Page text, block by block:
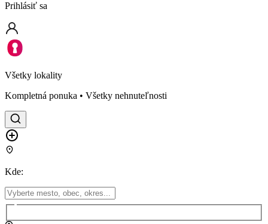
Prihlásiť sa
Všetky lokality
Kompletná ponuka • Všetky nehnuteľnosti
Kde: